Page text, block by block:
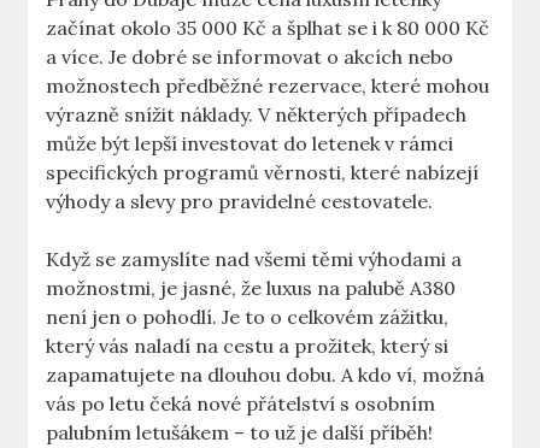
začínat okolo 35 ⁤000 ⁤Kč a⁣ šplhat se ⁢i k 80 000 Kč
a více. Je dobré se informovat o​ akcích nebo
možnostech⁣ předběžné rezervace, které⁤ mohou​
výrazně⁤ snížit‌ náklady. V některých případech
může být ‌lepší investovat do letenek v rámci
‌specifických programů věrnosti, které nabízejí
výhody a slevy pro pravidelné cestovatele.
Když ‍se zamyslíte nad všemi těmi výhodami a
možnostmi, je jasné, že luxus na palubě A380
není jen o​ pohodlí.⁤ Je to o celkovém zážitku,
který‍ vás naladí na ⁢cestu a ⁢prožitek, který‌ si
zapamatujete na dlouhou ⁢dobu. A kdo ví, možná
vás po letu čeká ⁣nové ⁣přátelství ⁢s osobním
palubním ​letušákem – to už je další příběh!